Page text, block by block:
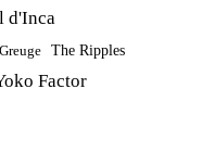
d'Inca
The Ripples
Factor